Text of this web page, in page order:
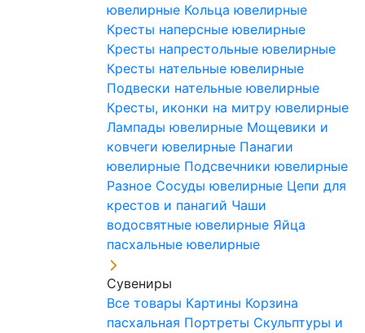
ювелирные Кольца ювелирные
Кресты наперсные ювелирные
Кресты напрестольные ювелирные
Кресты нательные ювелирные
Подвески нательные ювелирные
Кресты, иконки на митру ювелирные
Лампады ювелирные Мощевики и
ковчеги ювелирные Панагии
ювелирные Подсвечники ювелирные
Разное Сосуды ювелирные Цепи для
крестов и панагий Чаши
водосвятные ювелирные Яйца
пасхальные ювелирные
Сувениры
Все товары Картины Корзина
пасхальная Портреты Скульптуры и